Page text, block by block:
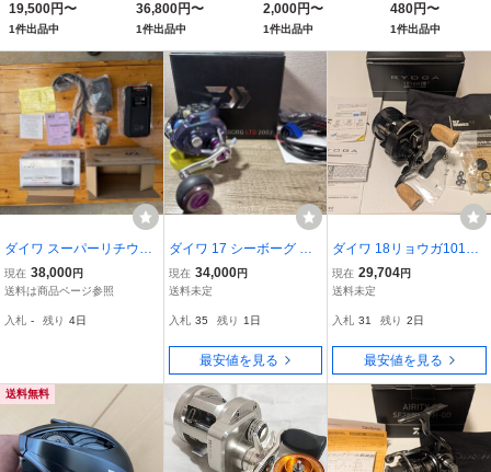
19,500円〜
1件出品中
大型] [2025年新製品]
36,800円〜
1件出品中
2,000円〜
1件出品中
[2024年新製品]
480円〜
1件出品中
ダイワ スーパーリチウム
12000WP-C 電動リール
用バッテリー 充電器セッ
現在 38,000円
送料は商品ページ参照
入札 - 残り 4日
ダイワ 17 シーボーグ 電
動リール SEABORG LTD
200J DAIWA オーシャン
タム
現在 34,000円
送料未定
入札 35 残り 1日
最安値を見る
ダイワ 18リョウガ1016H
L 左ハンドル 中古美品
現在 29,704円
送料未定
入札 31 残り 2日
最安値を見る
送料無料